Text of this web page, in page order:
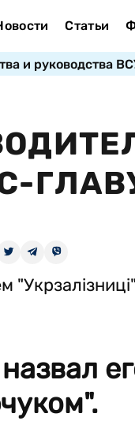
Статьи
и руководства